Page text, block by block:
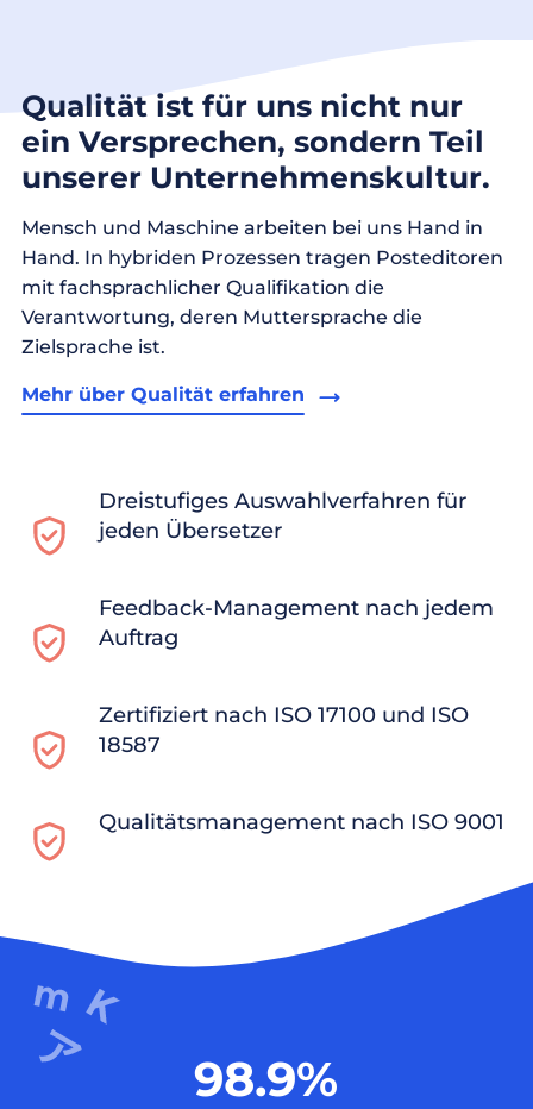
Qualität ist für uns nicht nur
ein Versprechen, sondern Teil
unserer Unternehmenskultur.
Mensch und Maschine arbeiten bei uns Hand in
Hand. In hybriden Prozessen tragen Posteditoren
mit fachsprachlicher Qualifikation die
Verantwortung, deren Muttersprache die
Zielsprache ist.
Mehr über Qualität erfahren
Dreistufiges Auswahlverfahren für
jeden Übersetzer
Feedback-Management nach jedem
Auftrag
Zertifiziert nach ISO 17100 und ISO
18587
Qualitätsmanagement nach ISO 9001
98.9%